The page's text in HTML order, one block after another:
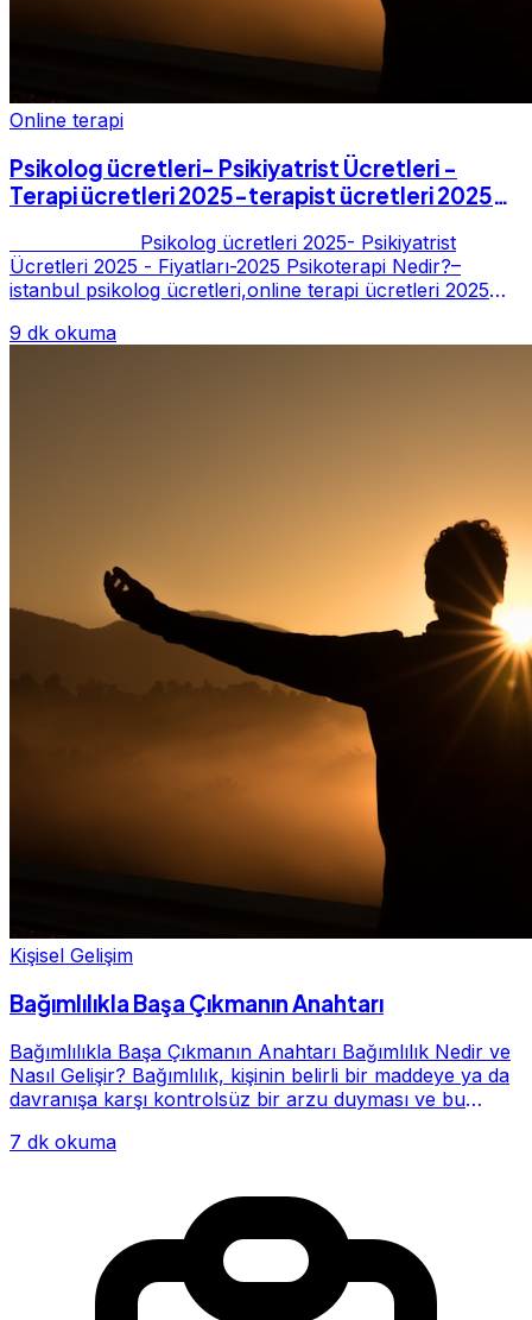
Online terapi
Psikolog ücretleri- Psikiyatrist Ücretleri -
Terapi ücretleri 2025-terapist ücretleri 2025-
Psikolog ücretleri 2025- Psikiyatrist
Ücretleri 2025 - Fiyatları-2025 Psikoterapi Nedir?–
istanbul psikolog ücretleri,online terapi ücretleri 2025
9 dk okuma
Kişisel Gelişim
Bağımlılıkla Başa Çıkmanın Anahtarı
Bağımlılıkla Başa Çıkmanın Anahtarı Bağımlılık Nedir ve
Nasıl Gelişir? Bağımlılık, kişinin belirli bir maddeye ya da
davranışa karşı kontrolsüz bir arzu duyması ve bu
7 dk okuma